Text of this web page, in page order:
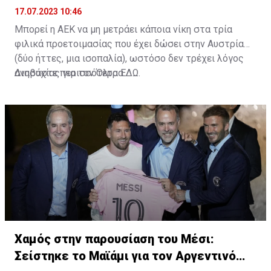
17.07.2023 10:46
Μπορεί η ΑΕΚ να μη μετράει κάποια νίκη στα τρία
φιλικά προετοιμασίας που έχει δώσει στην Αυστρία
(δύο ήττες, μια ισοπαλία), ωστόσο δεν τρέχει λόγος
ανησυχίας για τον Όλτρα.
Διαβάστε περισσότεραΕΔΩ.
Χαμός στην παρουσίαση του Μέσι:
Σείστηκε το Μαϊάμι για τον Αργεντινό